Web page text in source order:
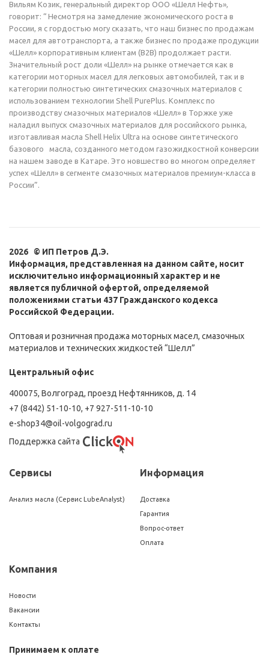
Вильям Козик, генеральный директор ООО «Шелл Нефть»,
говорит: “ Несмотря на замедление экономического роста в
России, я с гордостью могу сказать, что наш бизнес по продажам
масел для автотранспорта, а также бизнес по продаже продукции
«Шелл» корпоративным клиентам (В2В) продолжает расти.
Значительный рост доли «Шелл» на рынке отмечается как в
категории моторных масел для легковых автомобилей, так и в
категории полностью синтетических смазочных материалов с
использованием технологии Shell PurePlus. Комплекс по
производству смазочных материалов «Шелл» в Торжке уже
наладил выпуск смазочных материалов для российского рынка,
изготавливая масла Shell Helix Ultra на основе синтетического
базового масла, созданного методом газожидкостной конверсии
на нашем заводе в Катаре. Это новшество во многом определяет
успех «Шелл» в сегменте смазочных материалов премиум-класса в
России”.
2026 © ИП Петров Д.Э.
Информация, представленная на данном сайте, носит
исключительно информационный характер и не
является публичной офертой, определяемой
положениями статьи 437 Гражданского кодекса
Российской Федерации.
Оптовая и розничная продажа моторных масел, смазочных
материалов и технических жидкостей “Шелл”
Центральный офис
400075, Волгоград, проезд Нефтянников, д. 14
+7 (8442) 51-10-10, +7 927-511-10-10
e-shop34@oil-volgograd.ru
Поддержка сайта
Сервисы
Анализ масла (Сервис LubeAnalyst)
Информация
Доставка
Гарантия
Вопрос-ответ
Оплата
Компания
Новости
Вакансии
Контакты
Принимаем к оплате